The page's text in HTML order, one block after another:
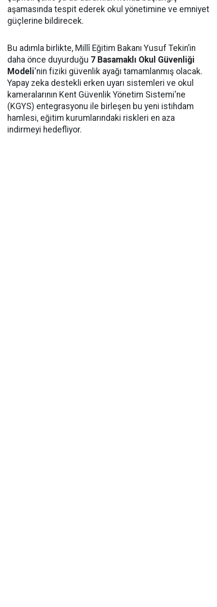
aşamasında tespit ederek okul yönetimine ve emniyet
güçlerine bildirecek.
Bu adımla birlikte, Millî Eğitim Bakanı Yusuf Tekin’in
daha önce duyurduğu 7 Basamaklı Okul Güvenliği
Modeli'nin fiziki güvenlik ayağı tamamlanmış olacak.
Yapay zeka destekli erken uyarı sistemleri ve okul
kameralarının Kent Güvenlik Yönetim Sistemi'ne
(KGYS) entegrasyonu ile birleşen bu yeni istihdam
hamlesi, eğitim kurumlarındaki riskleri en aza
indirmeyi hedefliyor.